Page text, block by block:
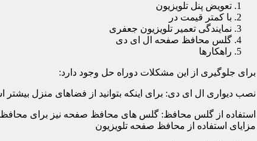
تعویض پنل تلویزیون
با کمتر قیمت در
نمایندگی تعمیر تلویزیون جعفری
گلس محافظ صفحه ال ای دی
راهکارها
برای جلوگیری از این مشکلات دوراه حل وجود دارد:
نصب دیواری ال ای دی: برای اینکه بتوانید از فضاهای منزل بیشتر
استفاده از گلس محافظ: گلس های محافظ صفحه نیز برای
مزایای استفاده از محافظ صفحه تلویزیون